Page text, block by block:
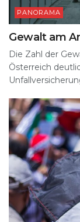
PANORAMA
Gewalt am
Die Zahl der
Österreich